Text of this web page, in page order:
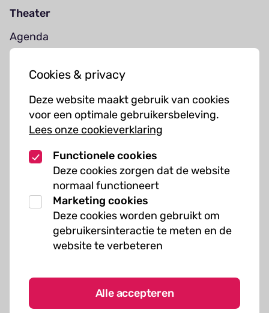
Cookies & privacy
Deze website maakt gebruik van cookies
voor een optimale gebruikersbeleving.
Lees onze cookieverklaring
Functionele cookies
Deze cookies zorgen dat de website
normaal functioneert
Marketing cookies
Deze cookies worden gebruikt om
gebruikersinteractie te meten en de
website te verbeteren
Alle accepteren
Theater
Agenda
Muziekcursussen
Kunst cursussen
Over ons
Organisatie
Werken bij Kielzog
Veelgestelde vragen